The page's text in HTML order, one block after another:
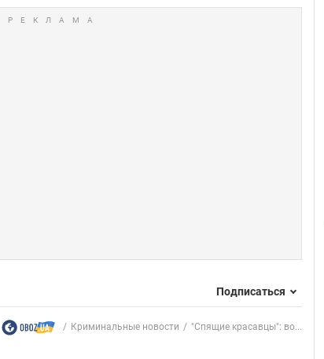
Подписаться
Криминальные новости "Спящие красавцы": во...